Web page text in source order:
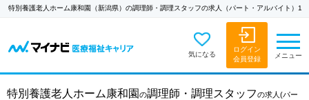
特別養護老人ホーム康和園（新潟県）の調理師・調理スタッフの求人（パート・アルバイト）1
気になる
ログイン
会員登録
メニュー
特別養護老人ホーム康和園 の調理師・調理スタッフの求人 (パー